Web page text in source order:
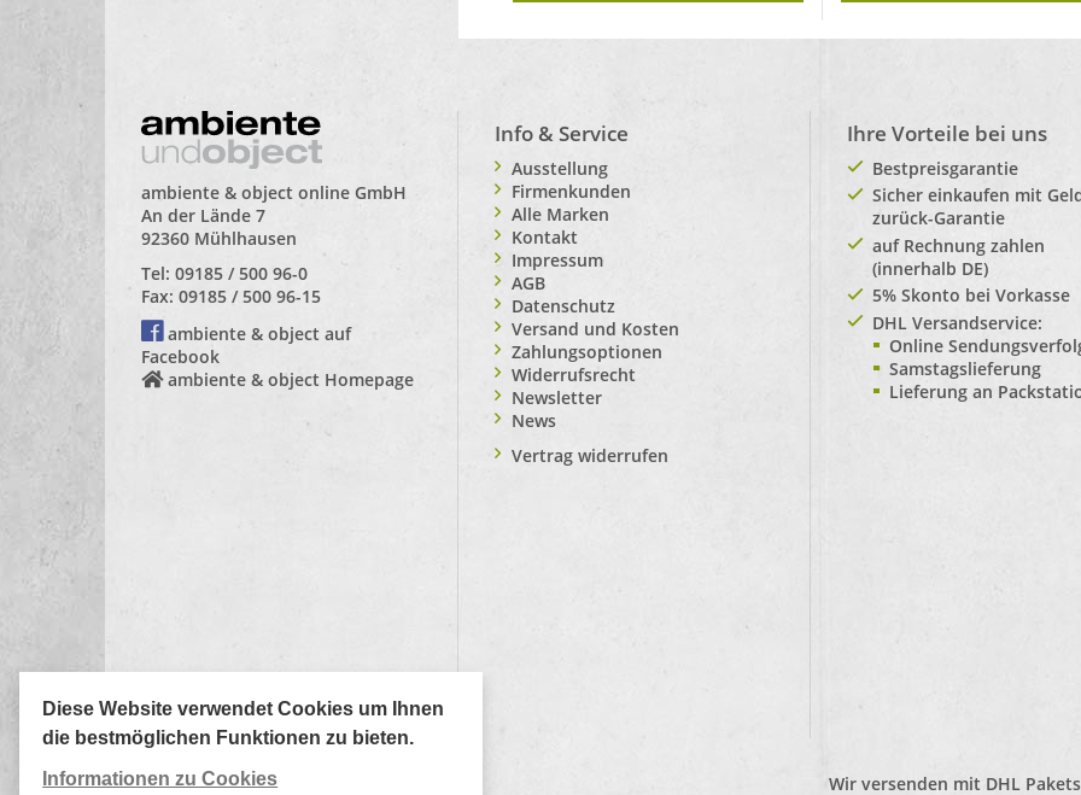
ambiente & object online GmbH
An der Lände 7
92360 Mühlhausen
Tel: 09185 / 500 96-0
Fax: 09185 / 500 96-15
ambiente & object auf
Facebook
ambiente & object Homepage
Info & Service
Ausstellung
Firmenkunden
Alle Marken
Kontakt
Impressum
AGB
Datenschutz
Versand und Kosten
Zahlungsoptionen
Widerrufsrecht
Newsletter
News
Vertrag widerrufen
Ihre Vorteile bei uns
Bestpreisgarantie
Sicher einkaufen mit
zurück-Garantie
auf Rechnung zahlen
(innerhalb DE)
5% Skonto bei Vorkasse
DHL Versandservice:
Online
Samstagslieferung
Lieferung an
Zahlungsarten: Wir versenden mit DHL
Diese Website verwendet Cookies um Ihnen
die bestmöglichen Funktionen zu bieten.
Informationen zu Cookies